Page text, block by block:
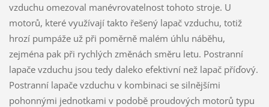
vzduchu omezoval manévrovatelnost tohoto stroje. U
motorů, které využívají takto řešený lapač vzduchu, totiž
hrozí pumpáže už při poměrně malém úhlu náběhu,
zejména pak při rychlých změnách směru letu. Postranní
lapače vzduchu jsou tedy daleko efektivní než lapač příďový.
Postranní lapače vzduchu v kombinaci se silnějšími
pohonnými jednotkami v podobě proudových motorů typu